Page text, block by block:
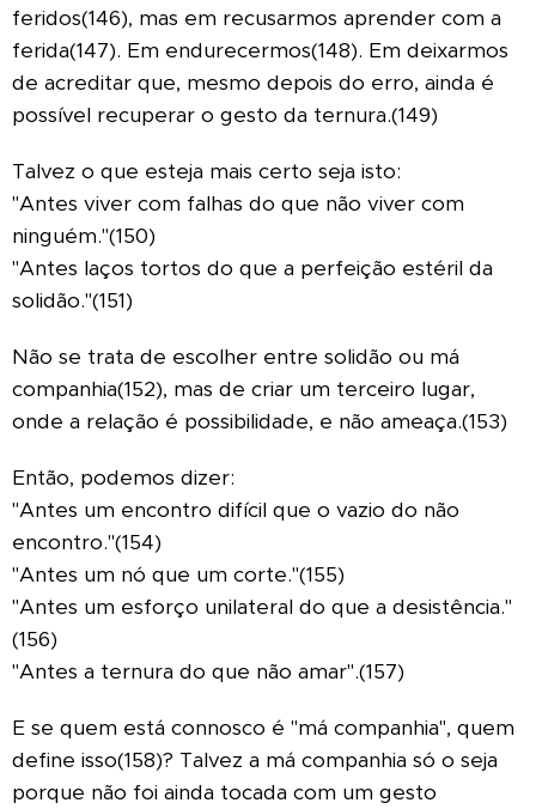
feridos(146), mas em recusarmos aprender com a
ferida(147). Em endurecermos(148). Em deixarmos
de acreditar que, mesmo depois do erro, ainda é
possível recuperar o gesto da ternura.(149)
Talvez o que esteja mais certo seja isto:
"Antes viver com falhas do que não viver com
ninguém."(150)
"Antes laços tortos do que a perfeição estéril da
solidão."(151)
Não se trata de escolher entre solidão ou má
companhia(152), mas de criar um terceiro lugar,
onde a relação é possibilidade, e não ameaça.(153)
Então, podemos dizer:
"Antes um encontro difícil que o vazio do não
encontro."(154)
"Antes um nó que um corte."(155)
"Antes um esforço unilateral do que a desistência."
(156)
"Antes a ternura do que não amar".(157)
E se quem está connosco é "má companhia", quem
define isso(158)? Talvez a má companhia só o seja
porque não foi ainda tocada com um gesto